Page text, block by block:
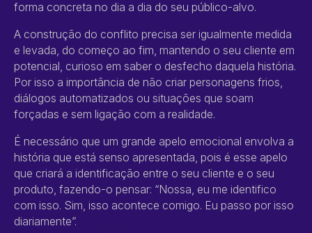
forma concreta no dia a dia do seu público-alvo.
A construção do conflito precisa ser igualmente medida
e levada, do começo ao fim, mantendo o seu cliente em
potencial, curioso em saber o desfecho daquela história.
Por isso a importância de não criar personagens frios,
diálogos automatizados ou situações que soam
forçadas e sem ligação com a realidade.
É necessário que um grande apelo emocional envolva a
história que está senso apresentada, pois é esse apelo
que criará a identificação entre o seu cliente e o seu
produto, fazendo-o pensar: “Nossa, eu me identifico
com isso. Sim, isso acontece comigo. Eu passo por isso
diariamente”.